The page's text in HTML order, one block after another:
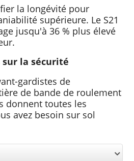
la longévité pour
supérieure. Le S21
jusqu'à 36 % plus élevé
la sécurité
gardistes de
de bande de roulement
donnent toutes les
avez besoin sur sol